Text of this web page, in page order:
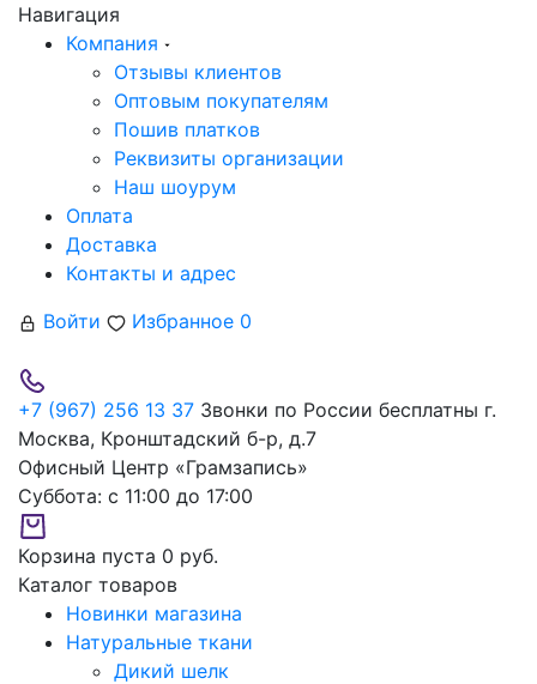
Навигация
Компания
Отзывы клиентов
Оптовым покупателям
Пошив платков
Реквизиты организации
Наш шоурум
Оплата
Доставка
Контакты и адрес
Войти
Избранное 0
+7 (967) 256 13 37 Звонки по России бесплатны г.
Москва, Кронштадский б-р, д.7
Офисный Центр «Грамзапись»
Суббота: с 11:00 до 17:00
Корзина пуста 0 руб.
Каталог товаров
Новинки магазина
Натуральные ткани
Дикий шелк